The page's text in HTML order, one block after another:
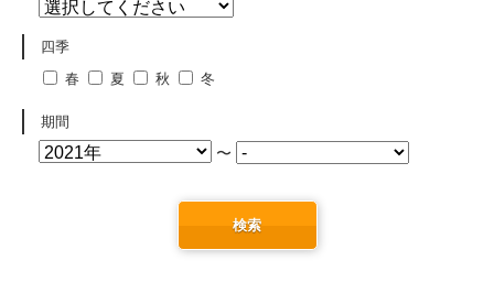
四季
春
夏 秋 冬
期間
〜
検索